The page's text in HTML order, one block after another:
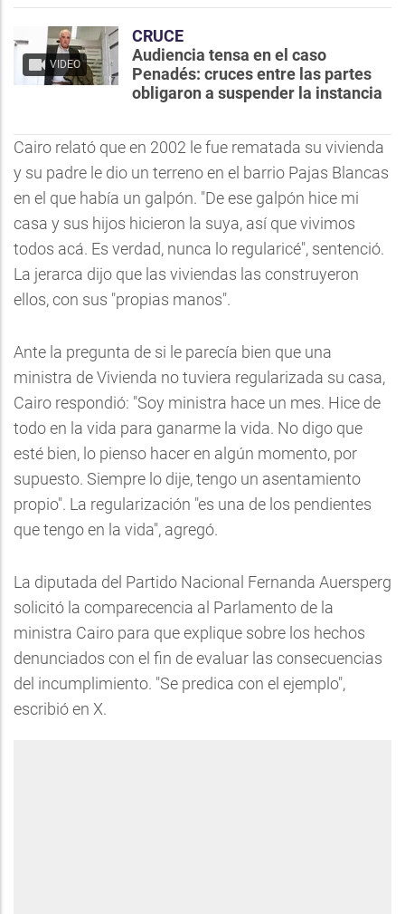
VIDEO
CRUCE
Audiencia tensa en el caso
Penadés: cruces entre las partes
obligaron a suspender la instancia
Cairo relató que en 2002 le fue rematada su vivienda
y su padre le dio un terreno en el barrio Pajas Blancas
en el que había un galpón. "De ese galpón hice mi
casa y sus hijos hicieron la suya, así que vivimos
todos acá. Es verdad, nunca lo regularicé", sentenció.
La jerarca dijo que las viviendas las construyeron
ellos, con sus "propias manos".
Ante la pregunta de si le parecía bien que una
ministra de Vivienda no tuviera regularizada su casa,
Cairo respondió: "Soy ministra hace un mes. Hice de
todo en la vida para ganarme la vida. No digo que
esté bien, lo pienso hacer en algún momento, por
supuesto. Siempre lo dije, tengo un asentamiento
propio". La regularización "es una de los pendientes
que tengo en la vida", agregó.
La diputada del Partido Nacional Fernanda Auersperg
solicitó la comparecencia al Parlamento de la
ministra Cairo para que explique sobre los hechos
denunciados con el fin de evaluar las consecuencias
del incumplimiento. "Se predica con el ejemplo",
escribió en X.